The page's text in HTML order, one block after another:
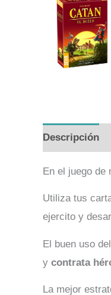
Descripción
En el juego de
Utiliza tus
ejercito y
El buen uso
y contrata
La mejor